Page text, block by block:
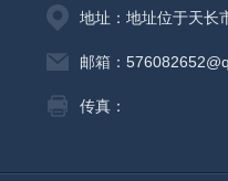
地址：地址位于天长
邮箱：
传真：